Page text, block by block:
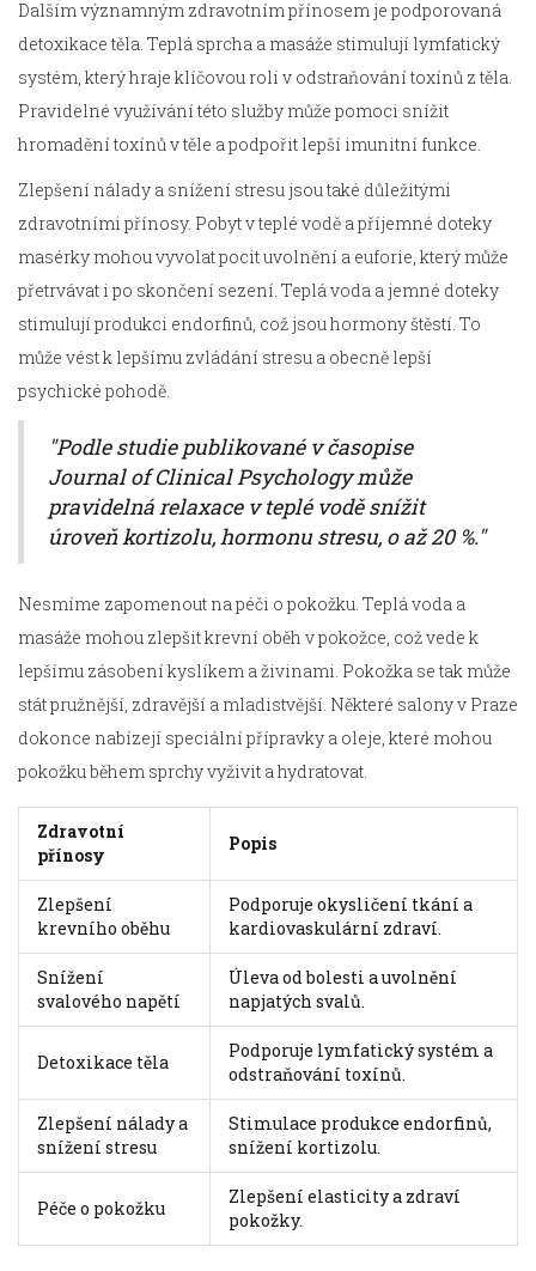
Dalším významným zdravotním přínosem je podporovaná
detoxikace těla. Teplá sprcha a masáže stimulují lymfatický
systém, který hraje klíčovou roli v odstraňování toxínů z těla.
Pravidelné využívání této služby může pomoci snížit
hromadění toxínů v těle a podpořit lepší imunitní funkce.
Zlepšení nálady a snížení stresu jsou také důležitými
zdravotními přínosy. Pobyt v teplé vodě a příjemné doteky
masérky mohou vyvolat pocit uvolnění a euforie, který může
přetrvávat i po skončení sezení. Teplá voda a jemné doteky
stimulují produkci endorfinů, což jsou hormony štěstí. To
může vést k lepšímu zvládání stresu a obecně lepší
psychické pohodě.
"Podle studie publikované v časopise
Journal of Clinical Psychology může
pravidelná relaxace v teplé vodě snížit
úroveň kortizolu, hormonu stresu, o až 20 %."
Nesmíme zapomenout na péči o pokožku. Teplá voda a
masáže mohou zlepšit krevní oběh v pokožce, což vede k
lepšímu zásobení kyslíkem a živinami. Pokožka se tak může
stát pružnější, zdravější a mladistvější. Některé salony v Praze
dokonce nabízejí speciální přípravky a oleje, které mohou
pokožku během sprchy vyživit a hydratovat.
Zdravotní
přínosy
Popis
Zlepšení
krevního oběhu
Podporuje okysličení tkání a
kardiovaskulární zdraví.
Snížení
svalového napětí
Úleva od bolesti a uvolnění
napjatých svalů.
Detoxikace těla
Podporuje lymfatický systém a
odstraňování toxínů.
Zlepšení nálady a
snížení stresu
Stimulace produkce endorfinů,
snížení kortizolu.
Péče o pokožku
Zlepšení elasticity a zdraví
pokožky.